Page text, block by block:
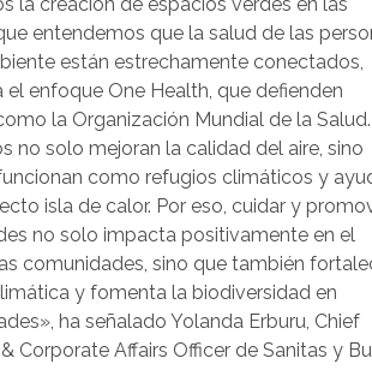
entendemos que la salud de las
están estrechamente conectados,
enfoque One Health, que defienden
la Organización Mundial de la Salud.
no solo mejoran la calidad del aire, sino
como refugios climáticos y
isla de calor. Por eso, cuidar y
no solo impacta positivamente en el
comunidades, sino que también
y fomenta la biodiversidad en
ha señalado Yolanda Erburu, Chief
Corporate Affairs Officer de Sanitas y